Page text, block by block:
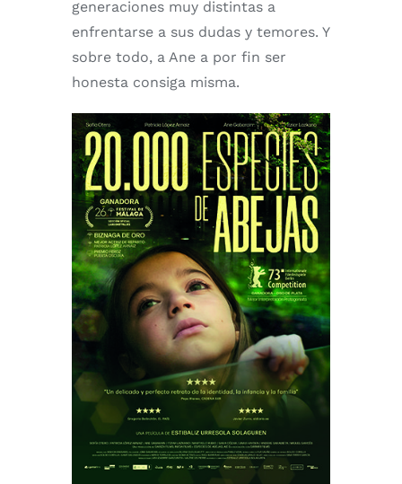
generaciones muy distintas a
enfrentarse a sus dudas y temores. Y
sobre todo, a Ane a por fin ser
honesta consiga misma.